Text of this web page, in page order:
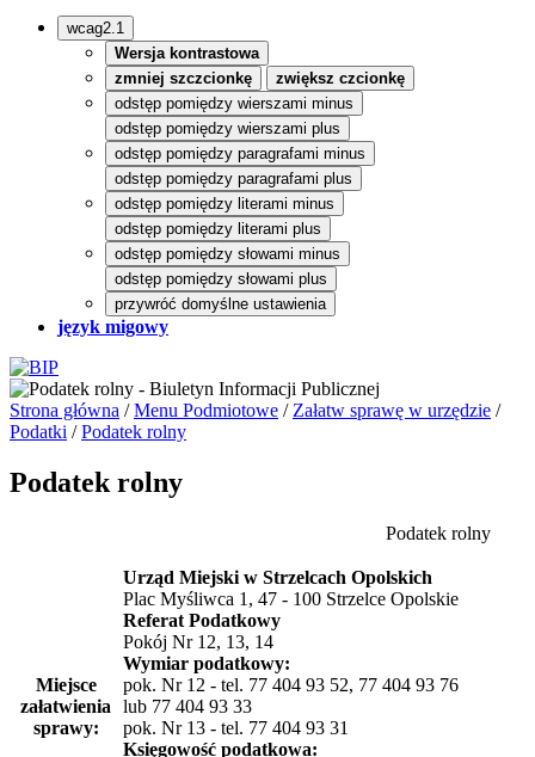
wcag2.1
Wersja kontrastowa
zmniej szczcionkę
zwiększ czcionkę
odstęp pomiędzy wierszami minus
odstęp pomiędzy wierszami plus
odstęp pomiędzy paragrafami minus
odstęp pomiędzy paragrafami plus
odstęp pomiędzy literami minus
odstęp pomiędzy literami plus
odstęp pomiędzy słowami minus
odstęp pomiędzy słowami plus
przywróć domyślne ustawienia
język migowy
Strona główna /Menu Podmiotowe / Załatw sprawę w urzędzie /
Podatki /Podatek rolny
Podatek rolny
Podatek rolny
Miejsce
załatwienia
sprawy:
Urząd Miejski w Strzelcach Opolskich
Plac Myśliwca 1, 47 - 100 Strzelce Opolskie
Referat Podatkowy
Pokój Nr 12, 13, 14
Wymiar podatkowy:
pok. Nr 12 - tel. 77 404 93 52, 77 404 93 76
lub 77 404 93 33
pok. Nr 13 - tel. 77 404 93 31
Księgowość podatkowa: